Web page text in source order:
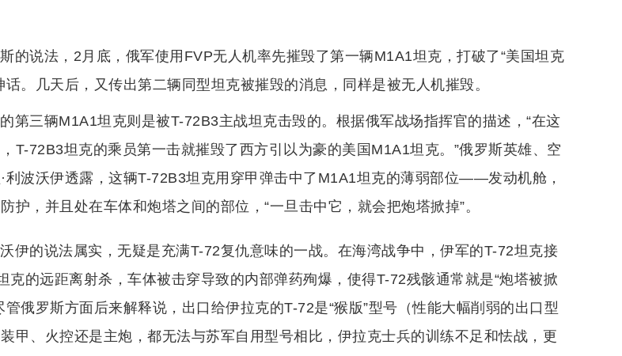
的说法，2月底，俄军使用FVP无人机率先摧毁了第一辆M1A1坦克，打破了“美国坦克
话。几天后，又传出第二辆同型坦克被摧毁的消息，同样是被无人机摧毁。
第三辆M1A1坦克则是被T-72B3主战坦克击毁的。根据俄军战场指挥官的描述，“在这
T-72B3坦克的乘员第一击就摧毁了西方引以为豪的美国M1A1坦克。”俄罗斯英雄、空
利波沃伊透露，这辆T-72B3坦克用穿甲弹击中了M1A1坦克的薄弱部位——发动机舱，
护，并且处在车体和炮塔之间的部位，“一旦击中它，就会把炮塔掀掉”。
伊的说法属实，无疑是充满T-72复仇意味的一战。在海湾战争中，伊军的T-72坦克接
克的远距离射杀，车体被击穿导致的内部弹药殉爆，使得T-72残骸通常就是“炮塔被掀
管俄罗斯方面后来解释说，出口给伊拉克的T-72是“猴版”型号（性能大幅削弱的出口型
甲、火控还是主炮，都无法与苏军自用型号相比，伊拉克士兵的训练不足和怯战，更